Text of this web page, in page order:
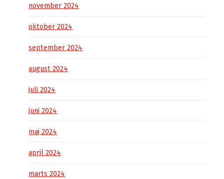
november 2024
oktober 2024
september 2024
august 2024
juli 2024
juni 2024
maj 2024
april 2024
marts 2024